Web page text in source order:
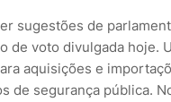
sugestões de
de voto divulgada hoje.
aquisições e
de segurança pública.